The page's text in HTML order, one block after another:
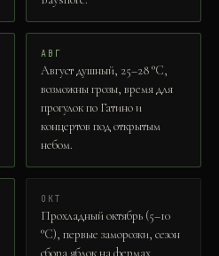
АВГ
Август душный, 25–28 °C,
возможны грозы, время для
прогулок по Гатино и
концертов под открытым
небом.
ОКТ
Прохладный октябрь (5–10
°C), первые заморозки, сезон
сбора яблок на фермах